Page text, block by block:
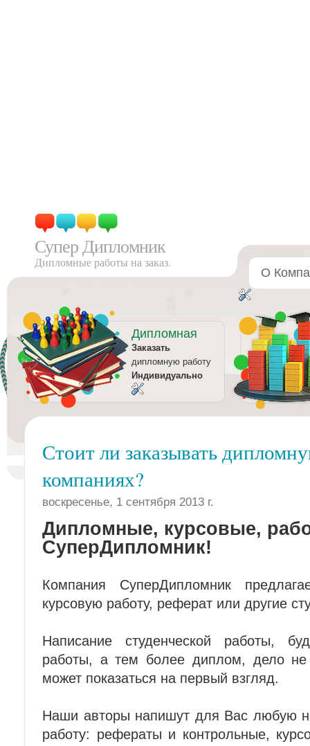
Супер Дипломник
Дипломные работы на заказ.
О
Дипломная
Заказать
дипломную работу
Индивидуально
Стоит ли заказывать
компаниях?
воскресенье, 1 сентября 2013 г.
Дипломные, курсовые,
СуперДипломник!
Компания СуперДипломник
курсовую работу, реферат или другие
Написание студенческой работы,
работы, а тем более диплом, дело не
может показаться на первый взгляд.
Наши авторы напишут для Вас любую
работу: рефераты и контрольные,